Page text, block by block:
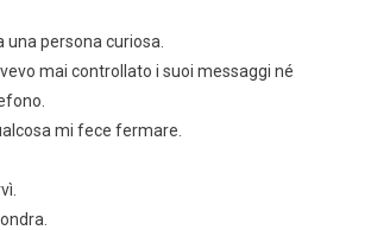
una persona curiosa.
mai controllato i suoi messaggi né
mi fece fermare.